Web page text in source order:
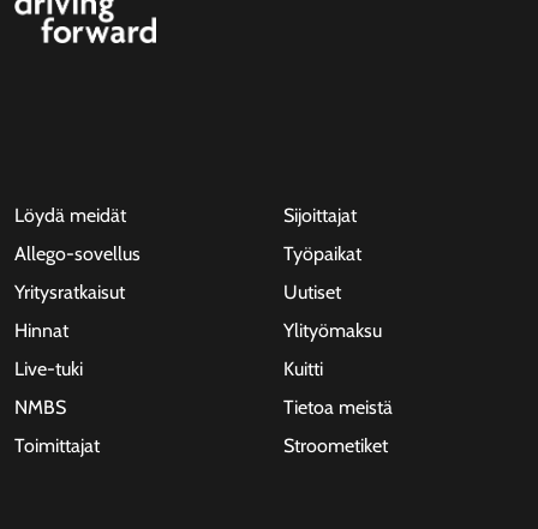
Löydä meidät
Allego-sovellus
Yritysratkaisut
Hinnat
Live-tuki
NMBS
Toimittajat
Sijoittajat
Työpaikat
Uutiset
Ylityömaksu
Kuitti
Tietoa meistä
Stroometiket